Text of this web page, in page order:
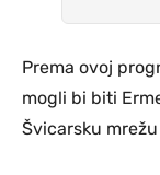
Prema ovoj
mogli bi biti
Švicarsku